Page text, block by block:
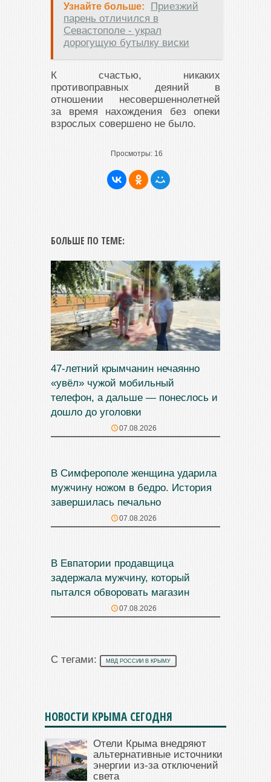
Узнайте больше:
Приезжий
парень отличился в
Севастополе - украл
дорогущую бутылку виски
К счастью, никаких
противоправных деяний в
отношении несовершеннолетней
за время нахождения без опеки
взрослых совершено не было.
Просмотры: 16
БОЛЬШЕ ПО ТЕМЕ:
47‑летний крымчанин нечаянно
«увёл» чужой мобильный
телефон, а дальше — понеслось и
дошло до уголовки
07.08.2026
В Симферополе женщина ударила
мужчину ножом в бедро. История
завершилась печально
07.08.2026
В Евпатории продавщица
задержала мужчину, который
пытался обворовать магазин
07.08.2026
С тегами: МВД РОССИИ В КРЫМУ
НОВОСТИ КРЫМА СЕГОДНЯ
Отели Крыма внедряют
альтернативные источники
энергии из-за отключений
света